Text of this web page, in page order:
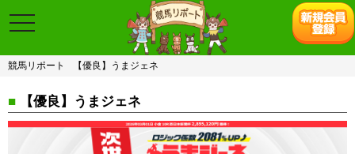
toggle
navigation
競馬リポート 【優良】うまジェネ
■ 【優良】うまジェネ